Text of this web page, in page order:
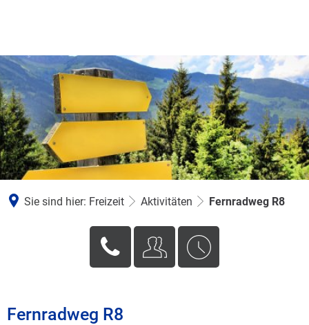
Sie sind hier: Freizeit Aktivitäten Fernradweg R8
Fernradweg R8